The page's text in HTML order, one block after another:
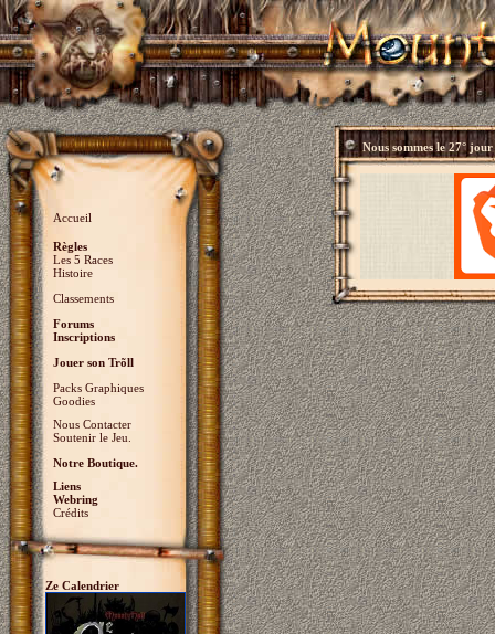
Accueil
Règles
Les 5 Races
Histoire
Classements
Forums
Inscriptions
Jouer son Trõll
Packs Graphiques
Goodies
Nous Contacter
Soutenir le Jeu.
Notre Boutique.
Liens
Webring
Crédits
Ze Calendrier
Nous sommes le27° jour